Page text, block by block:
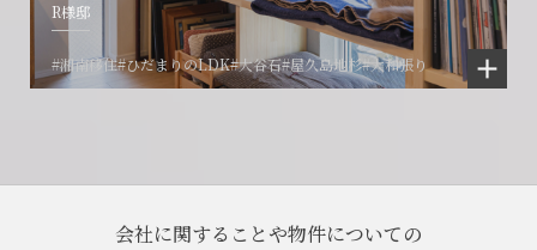
R様邸
#湘南移住#ひだまりのLDK#大谷石#屋久島地杉#大和張り
会社に関することや物件についての